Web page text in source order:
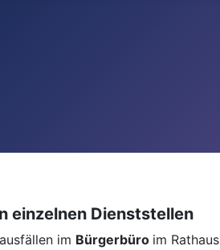
einzelnen Dienststellen
im Bürgerbüro im Rathaus